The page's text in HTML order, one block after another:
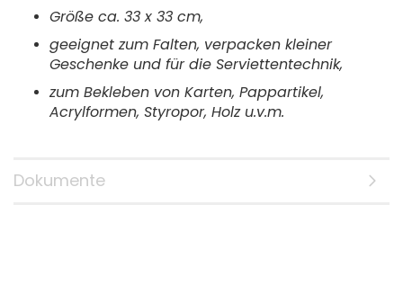
Größe ca. 33 x 33 cm,
geeignet zum Falten, verpacken kleiner
Geschenke und für die Serviettentechnik,
zum Bekleben von Karten, Pappartikel,
Acrylformen, Styropor, Holz u.v.m.
Dokumente